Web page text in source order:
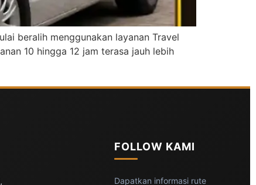
beralih menggunakan layanan Travel
10 hingga 12 jam terasa jauh lebih
FOLLOW KAMI
Dapatkan informasi rute